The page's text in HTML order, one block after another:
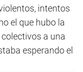
intentos
el que hubo la
a una
esperando el